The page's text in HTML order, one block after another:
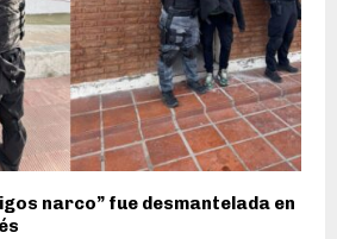
narco” fue desmantelada en